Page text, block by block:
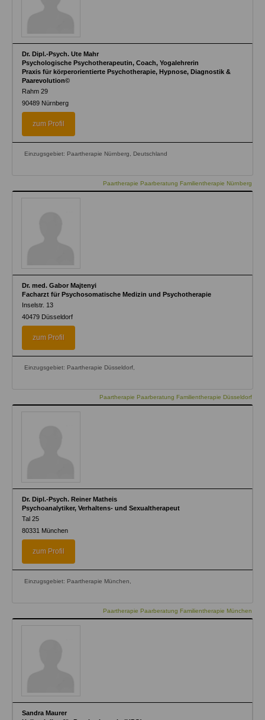
Dr. Dipl.-Psych. Ute Mahr
Psychologische Psychotherapeutin, Coach, Yogalehrerin
Praxis für körperorientierte Psychotherapie, Hypnose, Diagnostik &
Paarevolution©
Rahm 29
90489 Nürnberg
zum Profil
Einzugsgebiet: Paartherapie Nürnberg, Deutschland
Paartherapie Paarberatung Familientherapie Nürnberg
Dr. med. Gabor Majtenyi
Facharzt für Psychosomatische Medizin und Psychotherapie
Inselstr. 13
40479 Düsseldorf
zum Profil
Einzugsgebiet: Paartherapie Düsseldorf,
Paartherapie Paarberatung Familientherapie Düsseldorf
Dr. Dipl.-Psych. Reiner Matheis
Psychoanalytiker, Verhaltens- und Sexualtherapeut
Tal 25
80331 München
zum Profil
Einzugsgebiet: Paartherapie München,
Paartherapie Paarberatung Familientherapie München
Sandra Maurer